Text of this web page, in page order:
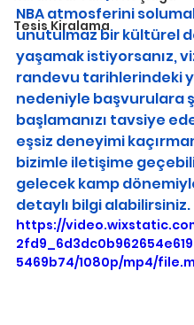
Tesis Kiralama
NBA atmosferini
unutulmaz bir kültürel
yaşamak istiyorsanız,
randevu tarihlerindeki
nedeniyle başvurulara
başlamanızı tavsiye
eşsiz deneyimi
bizimle iletişime
gelecek kamp
detaylı bilgi alabilirsiniz.
https://
5469b74/1080p/mp4/